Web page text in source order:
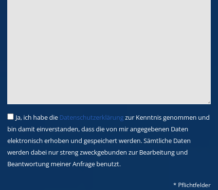
Ja, ich habe die Datenschutzerklärungzur Kenntnis genommen und
bin damit einverstanden, dass die von mir angegebenen Daten
elektronisch erhoben und gespeichert werden. Sämtliche Daten
werden dabei nur streng zweckgebunden zur Bearbeitung und
Beantwortung meiner Anfrage benutzt.
* Pflichtfelder